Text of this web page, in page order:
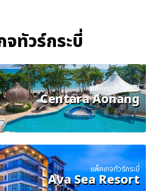
ทัวร์กระบี่
แพ็คเกจทัวร์กระบี่
Centara Aonang
แพ็คเกจทัวร์กระบี่
Ava Sea Resort